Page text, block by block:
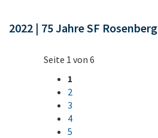
2022 | 75 Jahre SF Rosenberg
Seite 1 von 6
1
2
3
4
5